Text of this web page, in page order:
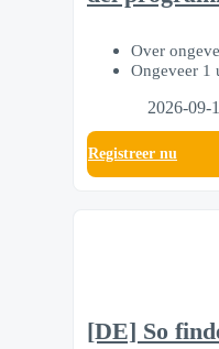
Over
Ongeveer 1
2026-09-
Registreer nu
[DE] So